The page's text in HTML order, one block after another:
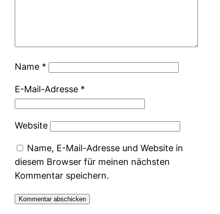
Name *
E-Mail-Adresse *
Website
Name, E-Mail-Adresse und Website in
diesem Browser für meinen nächsten
Kommentar speichern.